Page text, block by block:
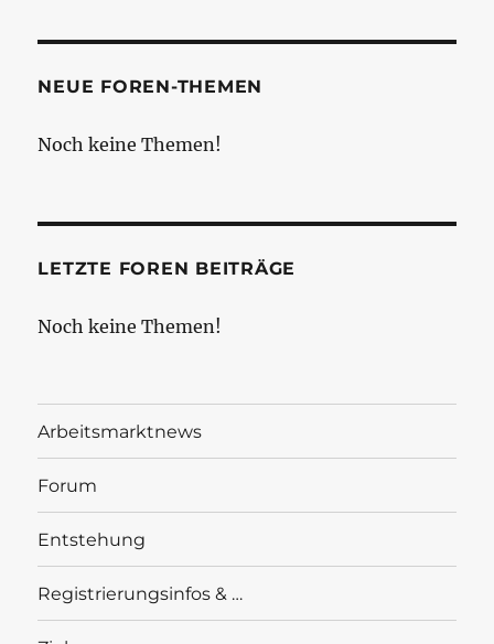
NEUE FOREN-THEMEN
Noch keine Themen!
LETZTE FOREN BEITRÄGE
Noch keine Themen!
Arbeitsmarktnews
Forum
Entstehung
Registrierungsinfos & …